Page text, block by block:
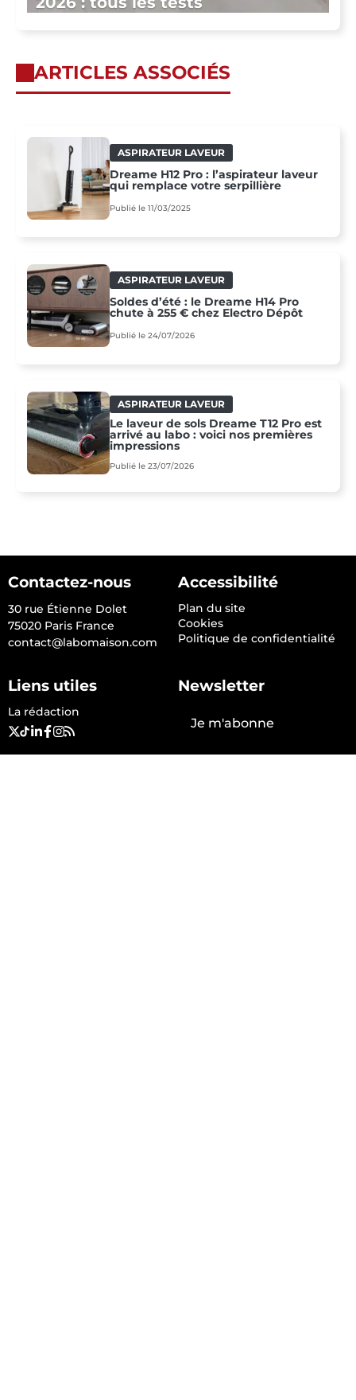
ARTICLES ASSOCIÉS
ASPIRATEUR LAVEUR
Dreame H12 Pro : l’aspirateur laveur
qui remplace votre serpillière
Publié le 11/03/2025
ASPIRATEUR LAVEUR
Soldes d’été : le Dreame H14 Pro
chute à 255 € chez Electro Dépôt
Publié le 24/07/2026
ASPIRATEUR LAVEUR
Le laveur de sols Dreame T12 Pro est
arrivé au labo : voici nos premières
impressions
Publié le 23/07/2026
Contactez-nous
30 rue Étienne Dolet
75020 Paris France
contact@labomaison.com
Accessibilité
Plan du site
Cookies
Politique de confidentialité
Liens utiles
La rédaction
Newsletter
Je m'abonne